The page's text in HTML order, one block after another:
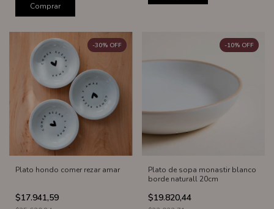
Comprar
Plato hondo comer rezar amar
$17.941,59
-30% OFF
Plato de sopa monastir blanco
borde naturall 20cm
$19.820,44
-10% OFF